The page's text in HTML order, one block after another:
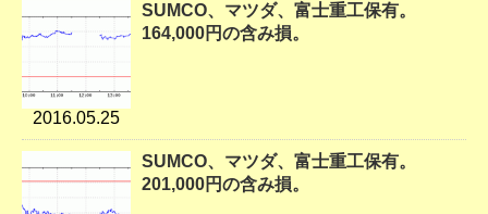
2016.05.25
SUMCO、マツダ、富士重工保有。
164,000円の含み損。
SUMCO、マツダ、富士重工保有。
201,000円の含み損。